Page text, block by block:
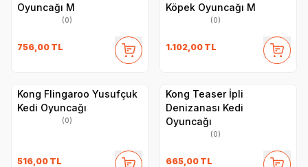
Oyuncağı M
(0)
756,00 TL
Köpek Oyuncağı M
(0)
1.102,00 TL
Kong Flingaroo Yusufçuk
Kedi Oyuncağı
(0)
516,00 TL
Kong Teaser İpli
Denizanası Kedi
Oyuncağı
(0)
665,00 TL